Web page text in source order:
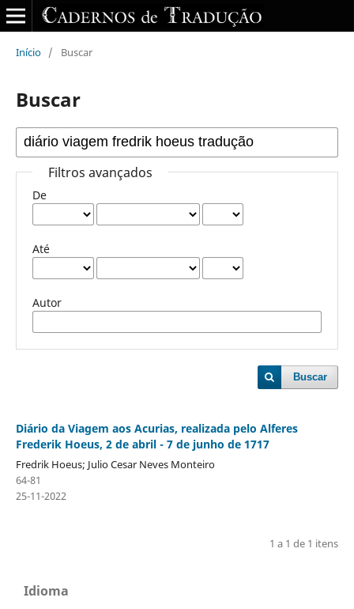
Início / Buscar
Buscar
Filtros avançados
De
Até
Autor
Buscar
Diário da Viagem aos Acurias, realizada pelo Alferes
Frederik Hoeus, 2 de abril - 7 de junho de 1717
Fredrik Hoeus; Julio Cesar Neves Monteiro
64-81
25-11-2022
1 a 1 de 1 itens
Idioma